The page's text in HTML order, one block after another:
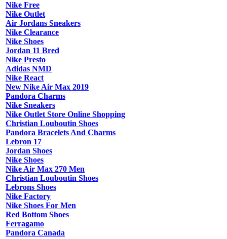
Nike Free
Nike Outlet
Air Jordans Sneakers
Nike Clearance
Nike Shoes
Jordan 11 Bred
Nike Presto
Adidas NMD
Nike React
New Nike Air Max 2019
Pandora Charms
Nike Sneakers
Nike Outlet Store Online Shopping
Christian Louboutin Shoes
Pandora Bracelets And Charms
Lebron 17
Jordan Shoes
Nike Shoes
Nike Air Max 270 Men
Christian Louboutin Shoes
Lebrons Shoes
Nike Factory
Nike Shoes For Men
Red Bottom Shoes
Ferragamo
Pandora Canada